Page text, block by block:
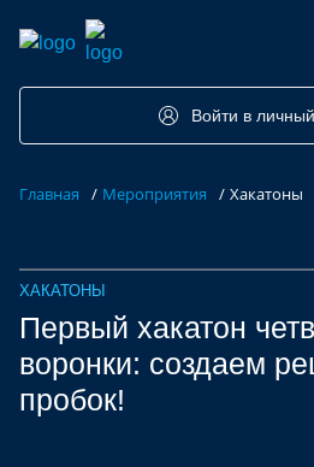
Войти в
Главная / Мероприятия / Хакатоны
ХАКАТОНЫ
Первый хакатон
воронки: создаем
пробок!